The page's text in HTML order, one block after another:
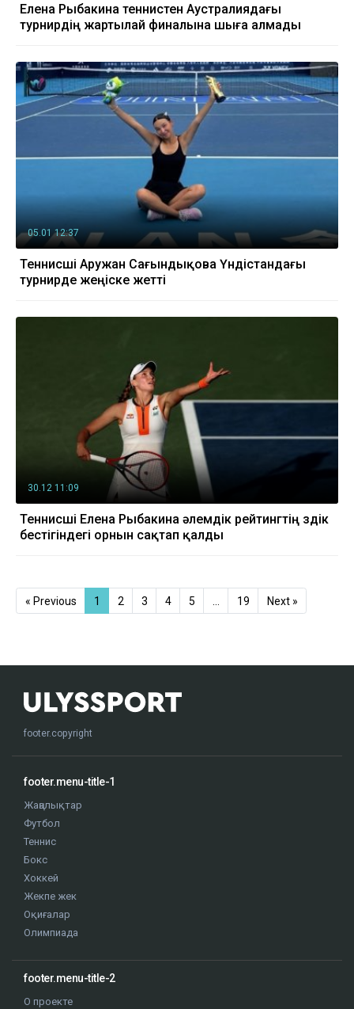
Елена Рыбакина теннистен Аустралиядағы
турнирдің жартылай финалына шыға алмады
05.01 12:37
Теннисші Аружан Сағындықова Үндістандағы
турнирде жеңіске жетті
30.12 11:09
Теннисші Елена Рыбакина әлемдік рейтингтің үздік
бестігіндегі орнын сақтап қалды
« Previous 1 2 3 4 5 19 Next »
footer.copyright
footer.menu-title-1
Жаңалықтар
Футбол
Теннис
Бокс
Хоккей
Жекпе жек
Оқиғалар
Олимпиада
footer.menu-title-2
О проекте